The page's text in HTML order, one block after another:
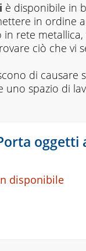
è disponibile in
in ordine
in rete
ciò che vi
di causare
uno spazio di
disponibile